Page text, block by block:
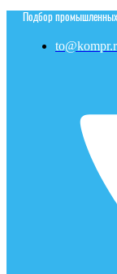
Подбор